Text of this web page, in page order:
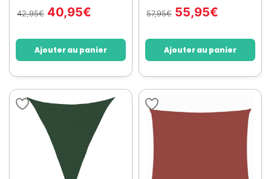
42,95€ 40,95€
Ajouter au panier
57,95€ 55,95€
Ajouter au panier